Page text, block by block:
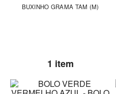
BUXINHO GRAMA TAM (M)
1 item